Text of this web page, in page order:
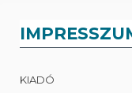
KIADÓ